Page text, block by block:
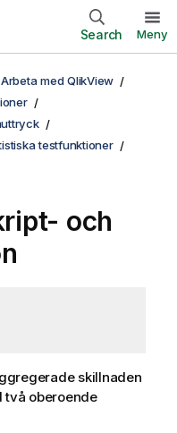
Search Meny
Arbeta med QlikView
testfunktioner
och
skillnaden
oberoende